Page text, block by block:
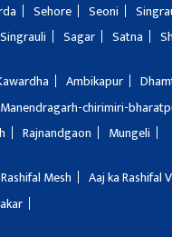
Sehore Seoni
Singrauli Sagar Satna
Ambikapur
Manendragarh-chirimiri-
Rajnandgaon Mungeli
Mesh Aaj ka Rashifal